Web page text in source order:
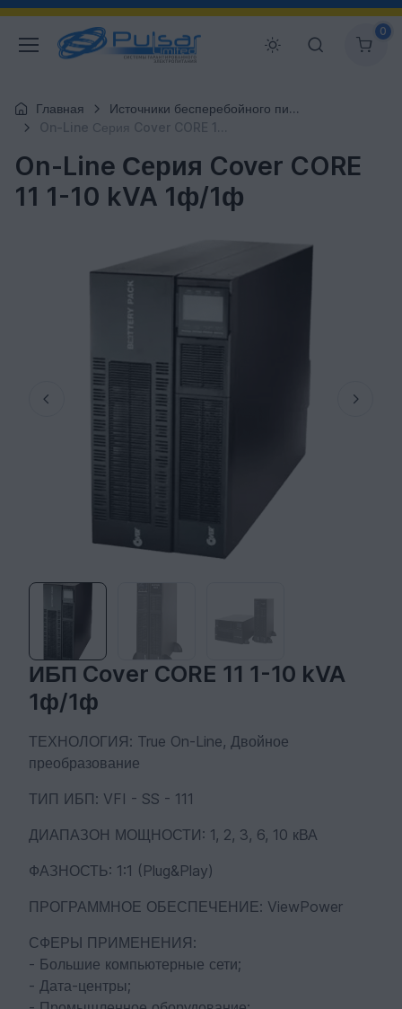
0
Главная
Источники бесперебойного питания
On-Line Серия Cover CORE 11 1-10 kVA 1ф/1ф
On-Line Серия Cover CORE
11 1-10 kVA 1ф/1ф
ИБП Cover CORE 11 1-10 kVA
1ф/1ф
ТЕХНОЛОГИЯ: True On-Line, Двойное
преобразование
ТИП ИБП: VFI - SS - 111
ДИАПАЗОН МОЩНОСТИ: 1, 2, 3, 6, 10 кВА
ФАЗНОСТЬ: 1:1 (Plug&Play)
ПРОГРАММНОЕ ОБЕСПЕЧЕНИЕ: ViewPower
СФЕРЫ ПРИМЕНЕНИЯ:
- Большие компьютерные сети;
- Дата-центры;